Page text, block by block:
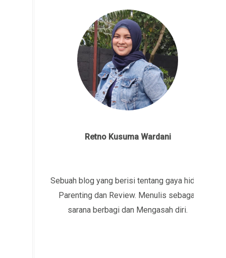
Retno Kusuma Wardani
Sebuah blog yang berisi tentang gaya hidup,
Parenting dan Review. Menulis sebagai
sarana berbagi dan Mengasah diri.